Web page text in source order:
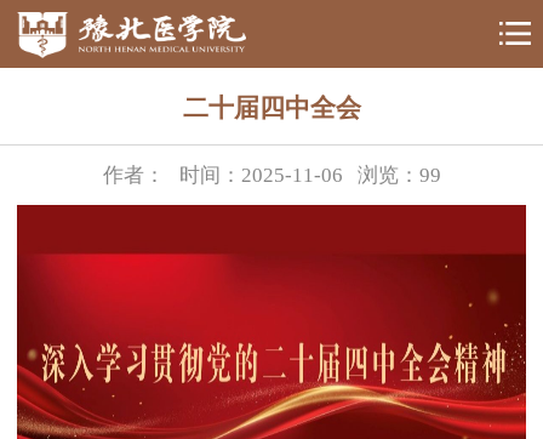
二十届四中全会
作者： 时间：2025-11-06 浏览： 99